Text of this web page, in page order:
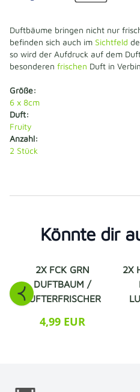
Duftbäume bringen nicht nur
befinden sich auch im Sichtfeld
so wird der Aufdruck auf dem
besonderen frischen Duft in
Größe:
6 x 8cm
Duft:
Fruity
Anzahl:
2 Stück
Könnte dir
2X FCK GRN
DUFTBAUM /
LUFTERFRISCHER
4,99 EUR
2X